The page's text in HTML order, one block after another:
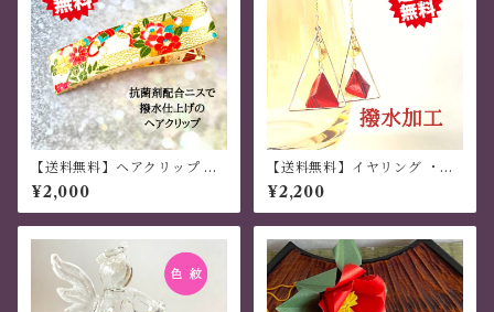
【送料無料】ヘアクリップ 大
きめ しっかり おしゃれ 金属製
和風 千代紙 ハンドメイド クリ
ーム色
¥2,000
【送料無料】イヤリング ・ピ
アス 「幸菱」三枚組 菱形モチ
ーフ 朱色
¥2,200